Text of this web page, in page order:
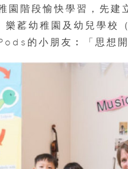
園階段愉快學習，先建
䔄幼稚園及幼兒學校
的小朋友︰「思想